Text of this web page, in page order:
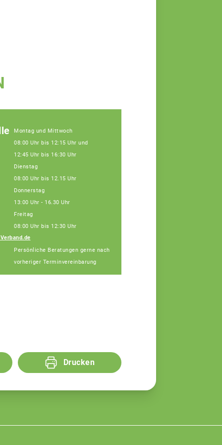
Montag und Mittwoch
08:00 Uhr bis 12:15 Uhr und
12:45 Uhr bis 16:30 Uhr
Dienstag
08:00 Uhr bis 12.15 Uhr
Donnerstag
13:00 Uhr - 16.30 Uhr
Freitag
08:00 Uhr bis 12:30 Uhr
Persönliche Beratungen gerne nach
vorheriger Terminvereinbarung
Drucken